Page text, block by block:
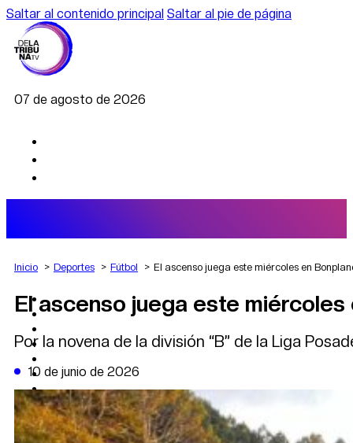
Saltar al contenido principal Saltar al pie de página
07 de agosto de 2026
AGRO
DEPORTES
POLÍTICA
DATA FIRME
DE LA TRIBUNA TV
Inicio Deportes Fútbol El ascenso juega este miércoles en
El ascenso juega este
Por la novena de la división “B” de la Liga
10 de junio de 2026